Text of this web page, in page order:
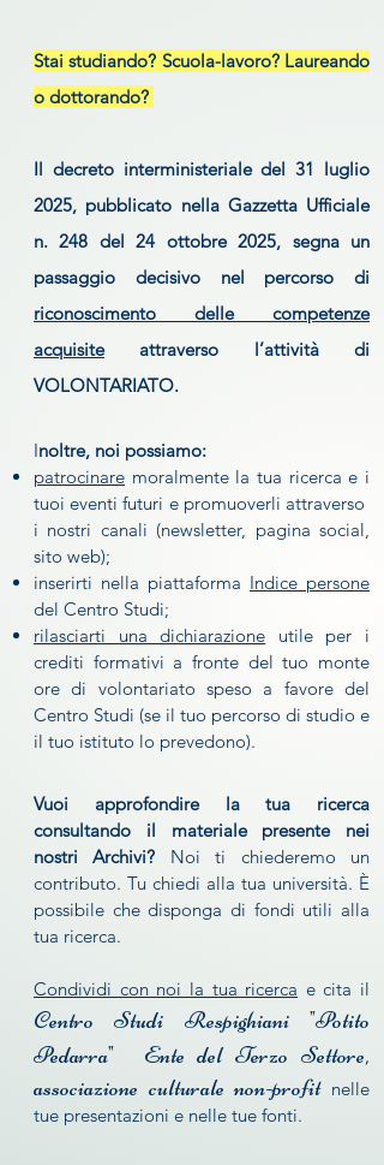
Stai studiando? Scuola-lavoro? Laureando
o dottorando?
Il decreto interministeriale del 31 luglio
2025, pubblicato nella Gazzetta Ufficiale
n. 248 del 24 ottobre 2025, segna un
passaggio decisivo nel percorso di
riconoscimento delle competenze
acquisiteattraverso l’attività di
VOLONTARIATO.
Inoltre, noi possiamo:
patrocinare moralmente la tua ricerca e i
tuoi eventi futuri e promuoverli attraverso
i nostri canali (newsletter, pagina social,
sito web);
inserirti nella piattaforma Indice persone
del Centro Studi;
rilasciarti una dichiarazione utile per i
crediti formativi a fronte del tuo monte
ore di volontariato speso a favore del
Centro Studi (se il tuo percorso di studio e
il tuo istituto lo prevedono).
Vuoi approfondire la tua ricerca
consultando il materiale presente nei
nostri Archivi? Noi ti chiederemo un
contributo. Tu chiedi alla tua università. È
possibile che disponga di fondi utili alla
tua ricerca.
Condividi con noi la tua ricerca e cita il
Centro Studi Respighiani "Potito
Pedarra"
Ente del Terzo Settore,
associazione culturale non-profit nelle
tue presentazioni e nelle tue fonti.